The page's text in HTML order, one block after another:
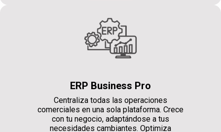
ERP Business Pro
Centraliza todas las operaciones
comerciales en una sola plataforma. Crece
con tu negocio, adaptándose a tus
necesidades cambiantes. Optimiza